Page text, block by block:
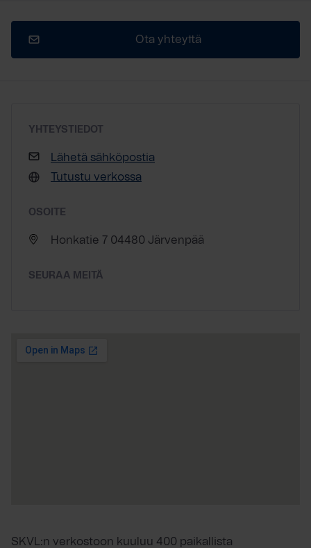
Ota yhteyttä
YHTEYSTIEDOT
Lähetä sähköpostia
Tutustu verkossa
OSOITE
Honkatie 7 04480 Järvenpää
SEURAA MEITÄ
SKVL:n verkostoon kuuluu 400 paikallista